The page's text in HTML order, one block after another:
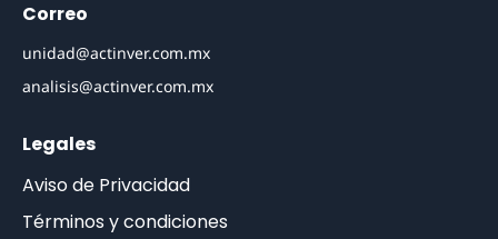
Correo
unidad@actinver.com.mx
analisis@actinver.com.mx
Legales
Aviso de Privacidad
Términos y condiciones